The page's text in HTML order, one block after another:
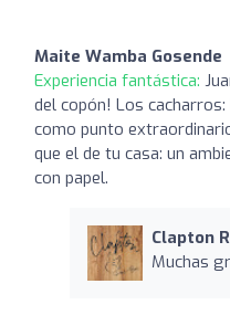
Maite Wamba Gosende
Experiencia fantástica:
del copón! Los
como punto
que el de tu casa: un
con papel.
Clapton
Muchas